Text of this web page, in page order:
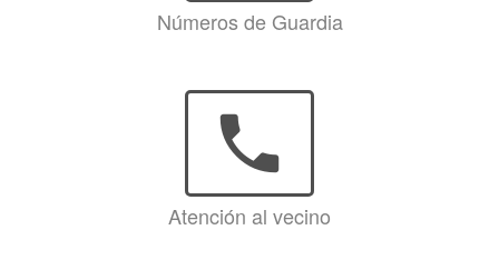
Números de Guardia
phone
Atención al vecino